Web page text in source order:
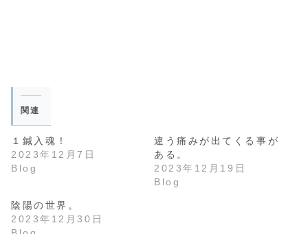
関連
１鍼入魂！
2023年12月7日
Blog
違う痛みが出てくる事が
ある。
2023年12月19日
Blog
陰陽の世界。
2023年12月30日